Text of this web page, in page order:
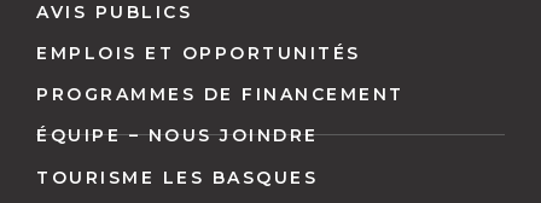
AVIS PUBLICS
EMPLOIS ET OPPORTUNITÉS
PROGRAMMES DE FINANCEMENT
ÉQUIPE – NOUS JOINDRE
TOURISME LES BASQUES